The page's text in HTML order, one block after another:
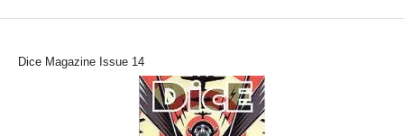
Dice Magazine Issue 14